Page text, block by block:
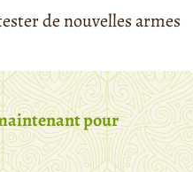
de nouvelles armes
pour